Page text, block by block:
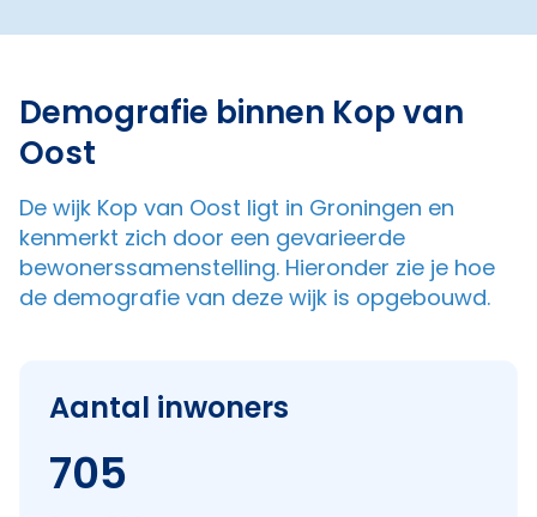
Demografie binnen Kop van
Oost
De wijk Kop van Oost ligt in Groningen en
kenmerkt zich door een gevarieerde
bewonerssamenstelling. Hieronder zie je hoe
de demografie van deze wijk is opgebouwd.
Aantal inwoners
705